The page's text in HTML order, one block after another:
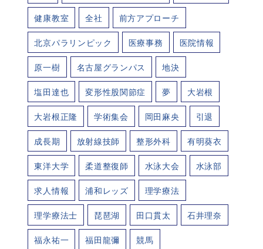
健康教室 全社 前方アプローチ
北京パラリンピック 医療事務 医院情報
原一樹 名古屋グランパス 地決
塩田達也 変形性股関節症 夢 大岩根
大岩根正隆 学術集会 岡田麻央 引退
成長期 放射線技師 整形外科 有明葵衣
東洋大学 柔道整復師 水泳大会 水泳部
求人情報 浦和レッズ 理学療法
理学療法士 琵琶湖 田口貫太 石井理奈
福永祐一 福田龍彌 競馬